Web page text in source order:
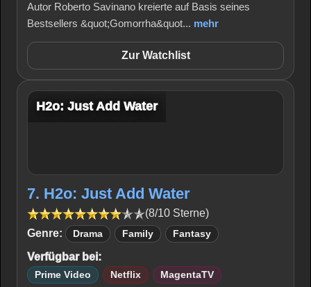
Autor Roberto Savinano kreierte auf Basis seines
Bestsellers &quot;Gomorrha&quot... mehr
Zur Watchlist
H2o: Just Add Water
7. H2o: Just Add Water
(8/10 Sterne)
Genre:
Drama Family Fantasy
Verfügbar bei:
Prime Video Netflix
MagentaTV